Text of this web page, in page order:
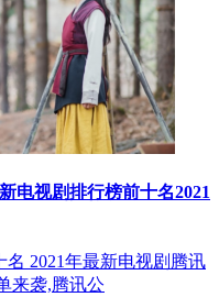
电视剧排行榜前十名2021
名 2021年最新电视剧腾讯
来袭,腾讯公